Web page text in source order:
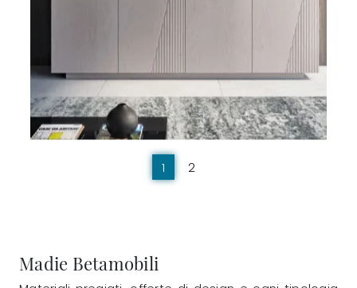
1 2
Madie Betamobili